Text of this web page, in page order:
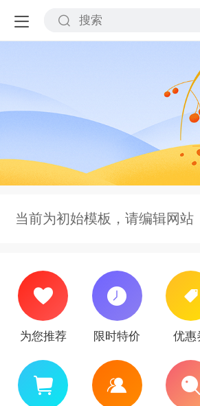
当前为初始模板，请编辑网站
为您推荐 限时特价 优惠